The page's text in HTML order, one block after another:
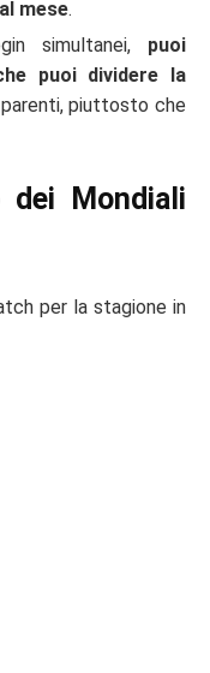
mese.
simultanei, puoi
puoi dividere la
piuttosto che
dei Mondiali
per la stagione in